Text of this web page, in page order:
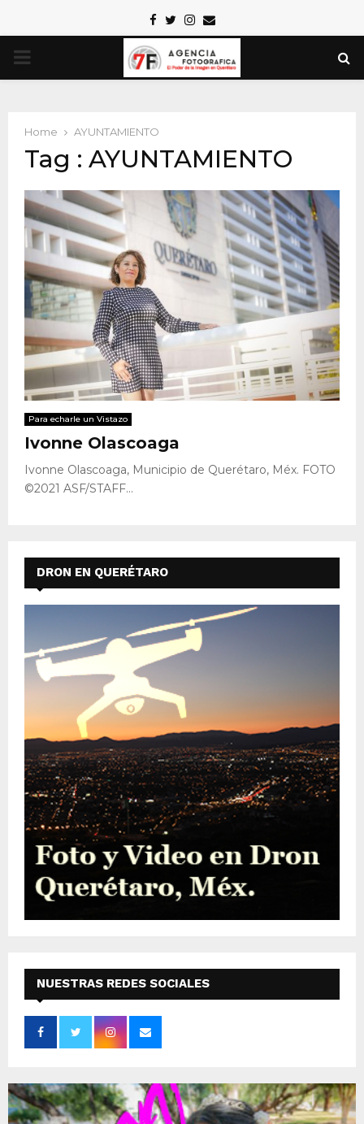
Facebook
TwitterInstagram
Email
PRIMARY
Home AYUNTAMIENTO
Tag : AYUNTAMIENTO
Para echarle un Vistazo
Ivonne Olascoaga
Ivonne Olascoaga, Municipio de Querétaro, Méx. FOTO
©2021 ASF/STAFF...
DRON EN QUERÉTARO
NUESTRAS REDES SOCIALES